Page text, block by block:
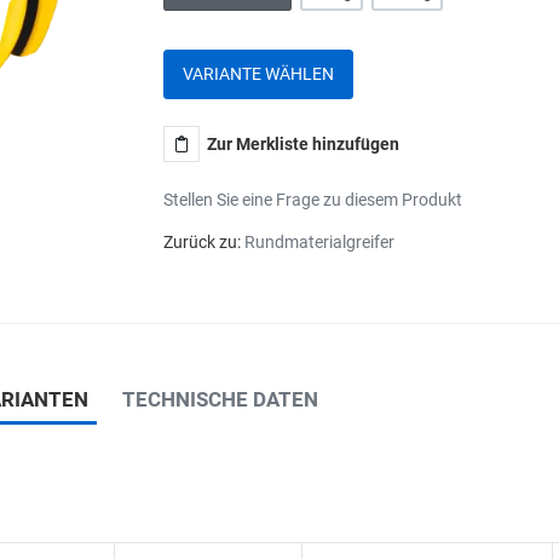
VARIANTE WÄHLEN
Zur Merkliste hinzufügen
Stellen Sie eine Frage zu diesem Produkt
Zurück zu: Rundmaterialgreifer
TECHNISCHE DATEN